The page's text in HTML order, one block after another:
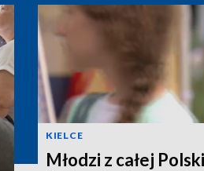
KIELCE
Młodzi z całej